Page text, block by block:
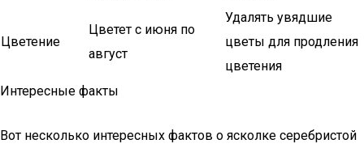
Цветение
Цветет с июня по
август
Удалять увядшие
цветы для продления
цветения
Интересные факты
Вот несколько интересных фактов о ясколке серебристой